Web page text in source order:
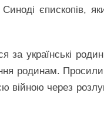
єпископів,
за українські
родинам.
війною через